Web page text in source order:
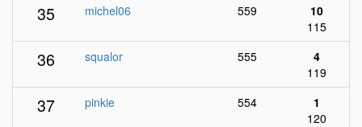
35 michel06 559
10
115
36 squalor 555
4
119
37 pinkie 554
1
120